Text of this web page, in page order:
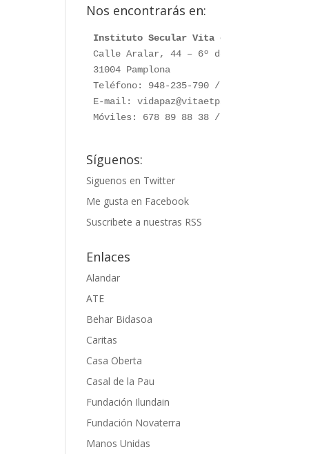
Nos encontrarás en:
Instituto Secular Vita et Pax
Calle Aralar, 44 – 6º dcha.
31004 Pamplona
Teléfono: 948-235-790 / 948-230-787
E-mail: vidapaz@vitaetpax.org
Móviles: 678 89 88 38 /  660 76 91 28
Síguenos:
Siguenos en Twitter
Me gusta en Facebook
Suscribete a nuestras RSS
Enlaces
Alandar
ATE
Behar Bidasoa
Caritas
Casa Oberta
Casal de la Pau
Fundación Ilundain
Fundación Novaterra
Manos Unidas